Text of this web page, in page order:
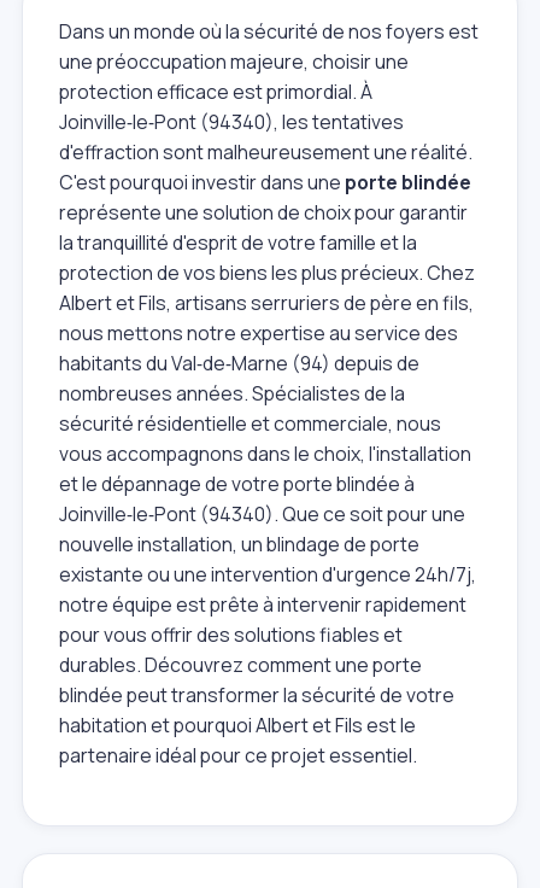
Dans un monde où la sécurité de nos foyers est
une préoccupation majeure, choisir une
protection efficace est primordial. À
Joinville‑le‑Pont (94340), les tentatives
d'effraction sont malheureusement une réalité.
C'est pourquoi investir dans une porte blindée
représente une solution de choix pour garantir
la tranquillité d'esprit de votre famille et la
protection de vos biens les plus précieux. Chez
Albert et Fils, artisans serruriers de père en fils,
nous mettons notre expertise au service des
habitants du Val‑de‑Marne (94) depuis de
nombreuses années. Spécialistes de la
sécurité résidentielle et commerciale, nous
vous accompagnons dans le choix, l'installation
et le dépannage de votre porte blindée à
Joinville‑le‑Pont (94340). Que ce soit pour une
nouvelle installation, un blindage de porte
existante ou une intervention d'urgence 24h/7j,
notre équipe est prête à intervenir rapidement
pour vous offrir des solutions fiables et
durables. Découvrez comment une porte
blindée peut transformer la sécurité de votre
habitation et pourquoi Albert et Fils est le
partenaire idéal pour ce projet essentiel.